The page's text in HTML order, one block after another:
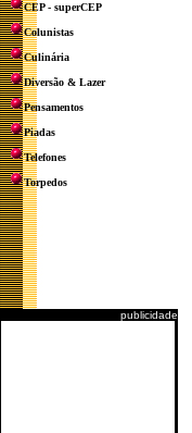
CEP - superCEP
Colunistas
Culinária
Diversão & Lazer
Pensamentos
Piadas
Telefones
Torpedos
publicidade